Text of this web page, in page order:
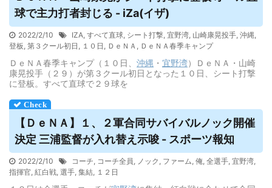
球で主力打者封じる - iZa(イザ)
2022/2/10 IZA, すべて直球, シート打撃, 宜野湾, 山崎康晃投手, 沖縄,
登板, 第３クール初日 , １０日 , ＤｅＮＡ , ＤｅＮＡ春季キャンプ
ＤｅＮＡ春季キャンプ（１０日、 沖縄 ・ 宜野湾）ＤｅＮＡ・山崎
康晃投手（２９）が第３クール初日となった１０日、シート打撃
に登板。すべて直球で２９球を
【ＤｅＮＡ】１、２軍合同サバイバルノック開催
決定 三浦監督が入れ替え示唆 - スポーツ報知
2022/2/10 コーチ, コーチ全員, ノック , ファーム, 俺, 全選手, 宜野湾,
指揮官, 紅白戦, 選手, 集結, １２日